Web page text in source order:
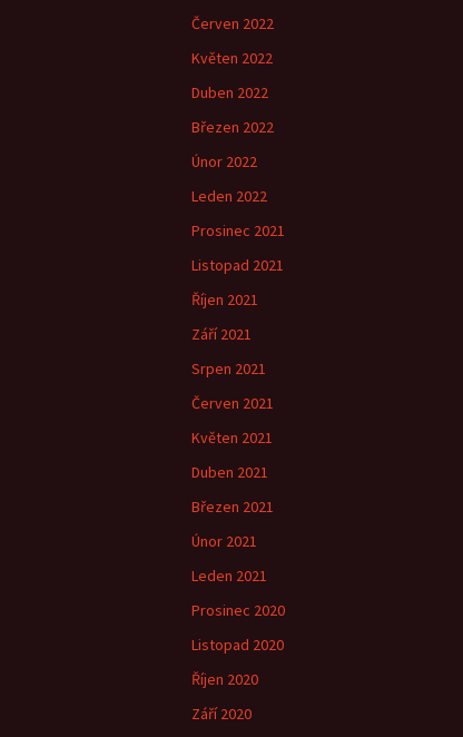
Červen 2022
Květen 2022
Duben 2022
Březen 2022
Únor 2022
Leden 2022
Prosinec 2021
Listopad 2021
Říjen 2021
Září 2021
Srpen 2021
Červen 2021
Květen 2021
Duben 2021
Březen 2021
Únor 2021
Leden 2021
Prosinec 2020
Listopad 2020
Říjen 2020
Září 2020